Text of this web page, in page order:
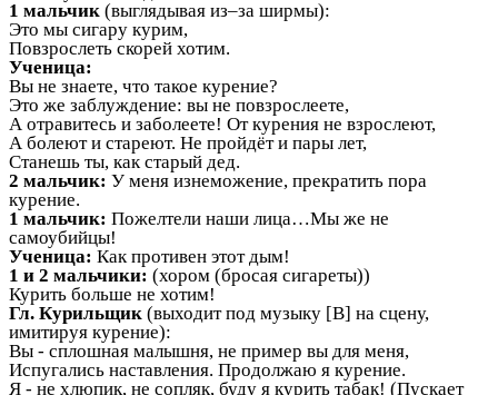
1 мальчик (выглядывая из–за ширмы):
Это мы сигару курим,
Повзрослеть скорей хотим.
Ученица:
Вы не знаете, что такое курение?
Это же заблуждение: вы не повзрослеете,
А отравитесь и заболеете! От курения не взрослеют,
А болеют и стареют. Не пройдёт и пары лет,
Станешь ты, как старый дед.
2 мальчик: У меня изнеможение, прекратить пора
курение.
1 мальчик: Пожелтели наши лица…Мы же не
самоубийцы!
Ученица: Как противен этот дым!
1 и 2 мальчики: (хором (бросая сигареты))
Курить больше не хотим!
Гл. Курильщик (выходит под музыку [В] на сцену,
имитируя курение):
Вы - сплошная малышня, не пример вы для меня,
Испугались наставления. Продолжаю я курение.
Я - не хлюпик, не сопляк, буду я курить табак! (Пускает